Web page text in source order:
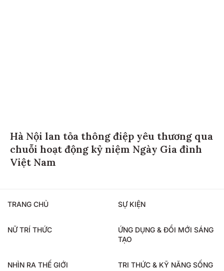
Hà Nội lan tỏa thông điệp yêu thương qua
chuỗi hoạt động kỷ niệm Ngày Gia đình
Việt Nam
TRANG CHỦ SỰ KIỆN
NỮ TRÍ THỨC
ỨNG DỤNG & ĐỔI MỚI SÁNG
TẠO
NHÌN RA THẾ GIỚI TRI THỨC & KỸ NĂNG SỐNG